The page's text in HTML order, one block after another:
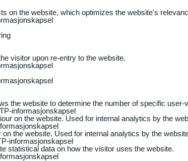
on the website, which optimizes the website's
visitor upon re-entry to the website.
the website to determine the number of specific
informasjonskapsel
on the website. Used for internal analytics by the
the website. Used for internal analytics by the
informasjonskapsel
statistical data on how the visitor uses the website.